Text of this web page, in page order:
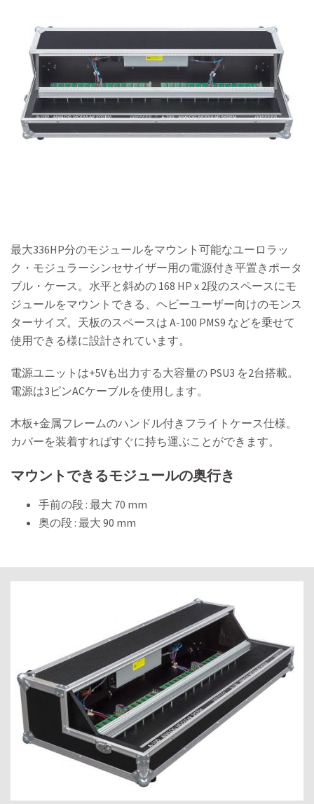
最大336HP分のモジュールをマウント可能なユーロラッ
ク・モジュラーシンセサイザー用の電源付き平置きポータ
ブル・ケース。水平と斜めの 168 HP x 2段のスペースにモ
ジュールをマウントできる、ヘビーユーザー向けのモンス
ターサイズ。天板のスペースは A-100 PMS9 などを乗せて
使用できる様に設計されています。
電源ユニットは+5Vも出力する大容量の PSU3 を2台搭載。
電源は3ピンACケーブルを使用します。
木板+金属フレームのハンドル付きフライトケース仕様。
カバーを装着すればすぐに持ち運ぶことができます。
マウントできるモジュールの奥行き
手前の段 : 最大 70 mm
奥の段 : 最大 90 mm